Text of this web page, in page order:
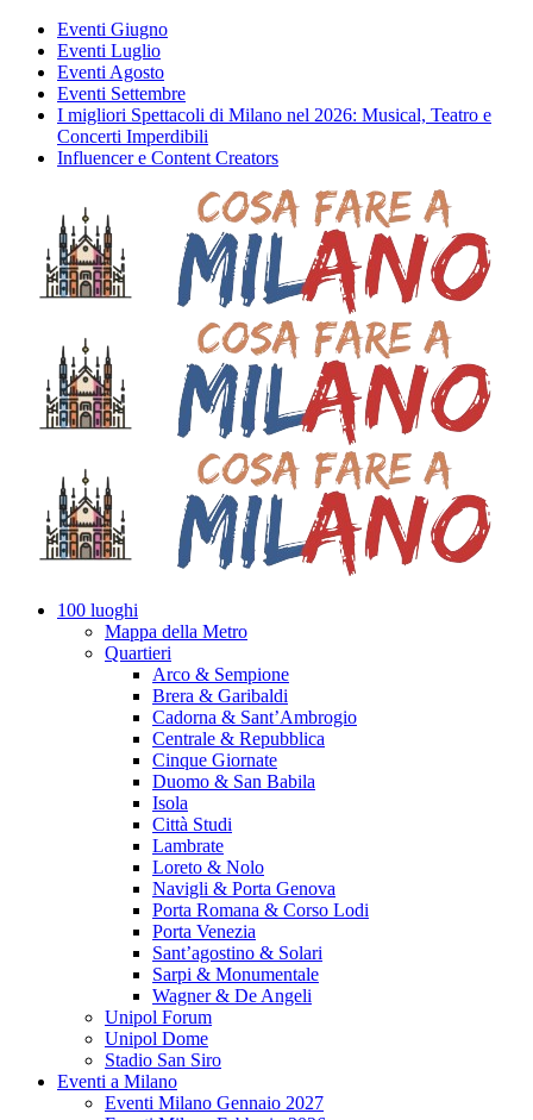
Eventi Giugno
Eventi Luglio
Eventi Agosto
Eventi Settembre
I migliori Spettacoli di Milano nel 2026: Musical, Teatro e
Concerti Imperdibili
Influencer e Content Creators
100 luoghi
Mappa della Metro
Quartieri
Arco & Sempione
Brera & Garibaldi
Cadorna & Sant’Ambrogio
Centrale & Repubblica
Cinque Giornate
Duomo & San Babila
Isola
Città Studi
Lambrate
Loreto & Nolo
Navigli & Porta Genova
Porta Romana & Corso Lodi
Porta Venezia
Sant’agostino & Solari
Sarpi & Monumentale
Wagner & De Angeli
Unipol Forum
Unipol Dome
Stadio San Siro
Eventi a Milano
Eventi Milano Gennaio 2027